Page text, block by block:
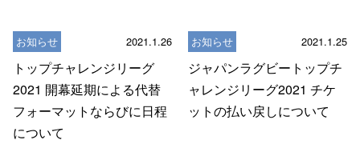
お知らせ 2021.1.26
トップチャレンジリーグ
2021 開幕延期による代替
フォーマットならびに日程
について
お知らせ 2021.1.25
ジャパンラグビートップチ
ャレンジリーグ2021 チケ
ットの払い戻しについて